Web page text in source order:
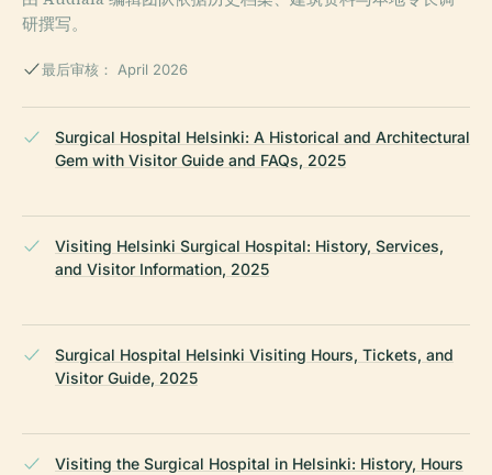
研撰写。
最后审核： April 2026
Surgical Hospital Helsinki: A Historical and Architectural
Gem with Visitor Guide and FAQs, 2025
Visiting Helsinki Surgical Hospital: History, Services,
and Visitor Information, 2025
Surgical Hospital Helsinki Visiting Hours, Tickets, and
Visitor Guide, 2025
Visiting the Surgical Hospital in Helsinki: History, Hours